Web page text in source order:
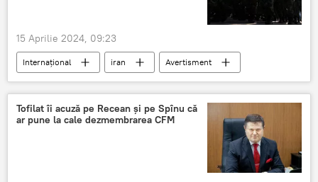
15 Aprilie 2024, 09:23
Internațional iran
Avertisment
israel
Tofilat îi acuză pe Recean și pe Spînu că
ar pune la cale dezmembrarea CFM